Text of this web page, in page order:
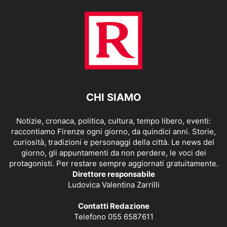
CHI SIAMO
Notizie, cronaca, politica, cultura, tempo libero, eventi:
raccontiamo Firenze ogni giorno, da quindici anni. Storie,
curiosità, tradizioni e personaggi della città. Le news del
giorno, gli appuntamenti da non perdere, le voci dei
protagonisti. Per restare sempre aggiornati gratuitamente.
Direttore responsabile
Ludovica Valentina Zarrilli
Contatti Redazione
Telefono 055 6587611